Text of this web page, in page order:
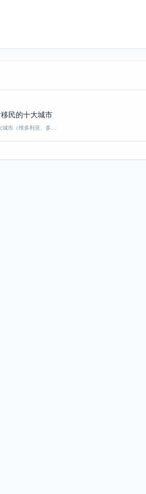
民的十大城市
城市（维多利亚、多…